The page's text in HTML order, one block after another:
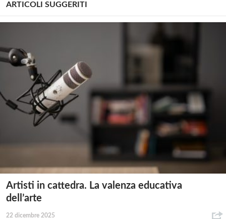
ARTICOLI SUGGERITI
Artisti in cattedra. La valenza educativa
dell’arte
22 dicembre 2025